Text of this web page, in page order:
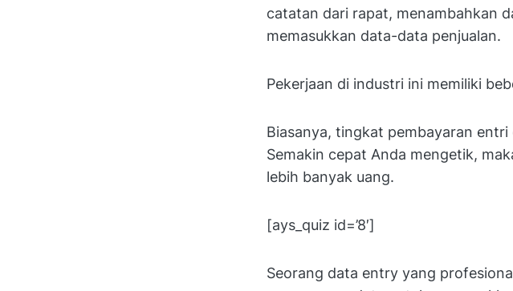
catatan dari rapat, menambahkan
memasukkan data-data penjualan.
Pekerjaan di industri ini memiliki
Biasanya, tingkat pembayaran
Semakin cepat Anda mengetik,
lebih banyak uang.
[ays_quiz id=’8′]
Seorang data entry yang